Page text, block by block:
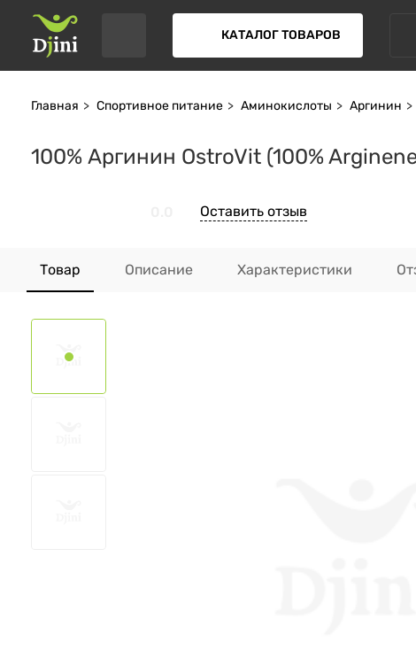
КАТАЛОГ ТОВАРОВ
Главная Спортивное питание Аминокислоты Аргинин
100% Аргинин OstroVit (100%
Оставить отзыв
Товар Описание Характеристики